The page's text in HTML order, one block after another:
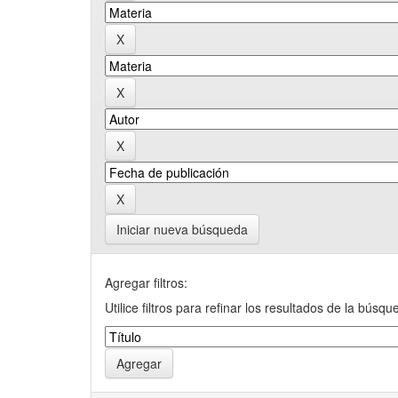
Iniciar nueva búsqueda
Agregar filtros:
Utilice filtros para refinar los resultados de la